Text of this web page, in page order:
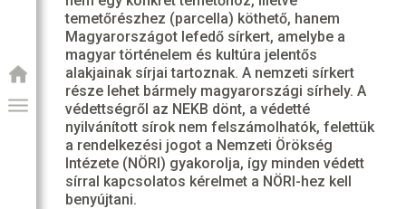
temetőrészhez (parcella) köthető, hanem
Magyarországot lefedő sírkert, amelybe a
magyar történelem és kultúra jelentős
alakjainak sírjai tartoznak. A nemzeti sírkert
része lehet bármely magyarországi sírhely. A
védettségről az NEKB dönt, a védetté
nyilvánított sírok nem felszámolhatók, felettük
a rendelkezési jogot a Nemzeti Örökség
Intézete (NÖRI) gyakorolja, így minden védett
sírral kapcsolatos kérelmet a NÖRI-hez kell
benyújtani.